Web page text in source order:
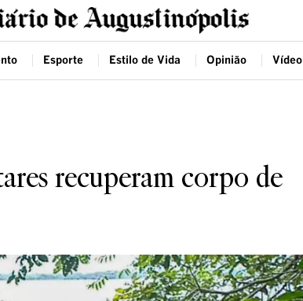
Esporte Estilo de Vida Opinião Vídeo
recuperam corpo de